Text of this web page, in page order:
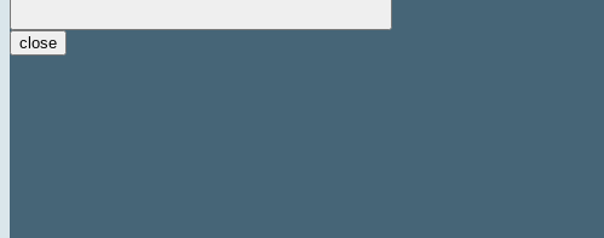
close